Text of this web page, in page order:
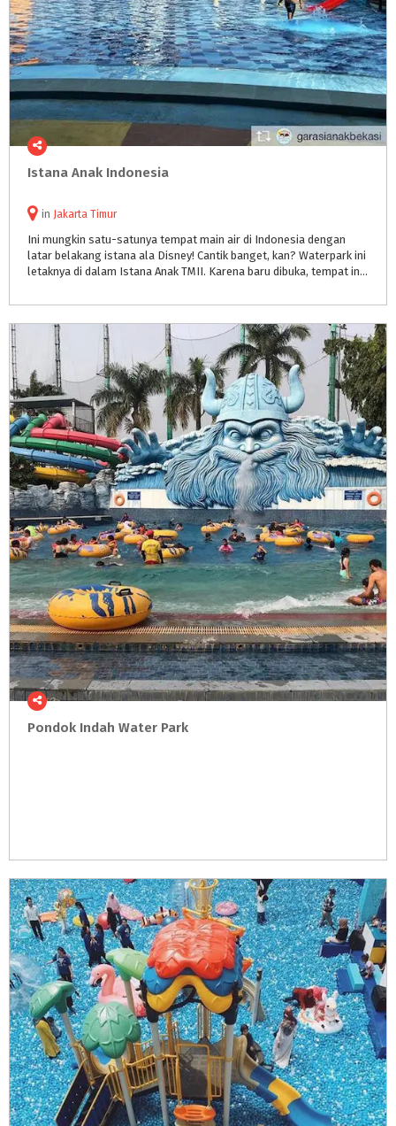
Istana Anak Indonesia
in Jakarta Timur
Ini mungkin satu-satunya tempat main air di Indonesia dengan
latar belakang istana ala Disney! Cantik banget, kan? Waterpark ini
letaknya di dalam Istana Anak TMII. Karena baru dibuka, tempat ini masih sangat bersih. Ruang bilas dan toiletnya juga bersih
Pondok Indah Water Park